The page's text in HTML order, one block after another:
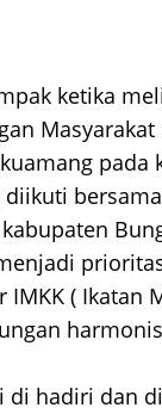
ketika
pada
IMKK ( Ikatan
di hadiri dan